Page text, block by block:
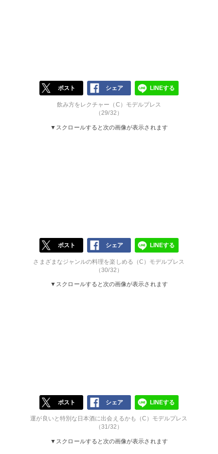
ポスト シェア LINEする
飲み方をレクチャー（C）モデルプレス
（29/32）
▼スクロールすると次の画像が表示されます
ポスト シェア LINEする
さまざまなジャンルの料理を楽しめる（C）モデルプレス
（30/32）
▼スクロールすると次の画像が表示されます
ポスト シェア LINEする
運が良いと特別な日本酒に出会えるかも（C）モデルプレス
（31/32）
▼スクロールすると次の画像が表示されます